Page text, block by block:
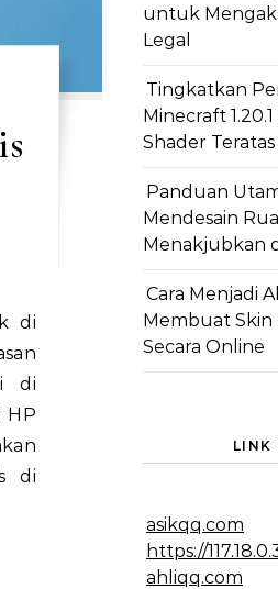
di
HP
di
untuk
Legal
Tingkatkan
Minecraft
Shader
Panduan
Mendesain
Menakjubkan
Cara Menjadi
Membuat
Secara Online
LINK
asikqq.com
https://
ahliqq.com